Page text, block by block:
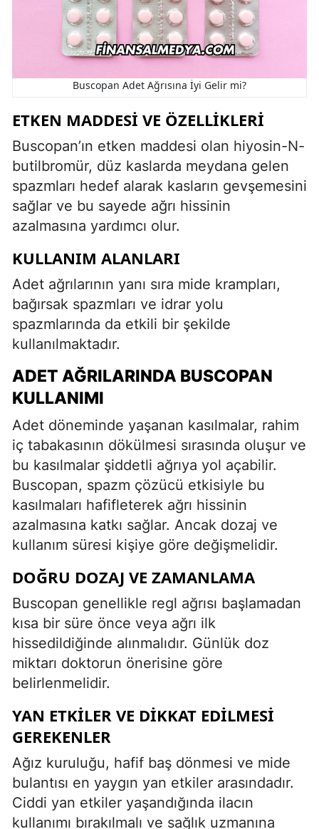
Buscopan Adet Ağrısına İyi Gelir mi?
ETKEN MADDESI VE ÖZELLIKLERI
Buscopan’ın etken maddesi olan hiyosin-N-
butilbromür, düz kaslarda meydana gelen
spazmları hedef alarak kasların gevşemesini
sağlar ve bu sayede ağrı hissinin
azalmasına yardımcı olur.
KULLANIM ALANLARI
Adet ağrılarının yanı sıra mide krampları,
bağırsak spazmları ve idrar yolu
spazmlarında da etkili bir şekilde
kullanılmaktadır.
ADET AĞRILARINDA BUSCOPAN
KULLANIMI
Adet döneminde yaşanan kasılmalar, rahim
iç tabakasının dökülmesi sırasında oluşur ve
bu kasılmalar şiddetli ağrıya yol açabilir.
Buscopan, spazm çözücü etkisiyle bu
kasılmaları hafifleterek ağrı hissinin
azalmasına katkı sağlar. Ancak dozaj ve
kullanım süresi kişiye göre değişmelidir.
DOĞRU DOZAJ VE ZAMANLAMA
Buscopan genellikle regl ağrısı başlamadan
kısa bir süre önce veya ağrı ilk
hissedildiğinde alınmalıdır. Günlük doz
miktarı doktorun önerisine göre
belirlenmelidir.
YAN ETKILER VE DIKKAT EDILMESI
GEREKENLER
Ağız kuruluğu, hafif baş dönmesi ve mide
bulantısı en yaygın yan etkiler arasındadır.
Ciddi yan etkiler yaşandığında ilacın
kullanımı bırakılmalı ve sağlık uzmanına